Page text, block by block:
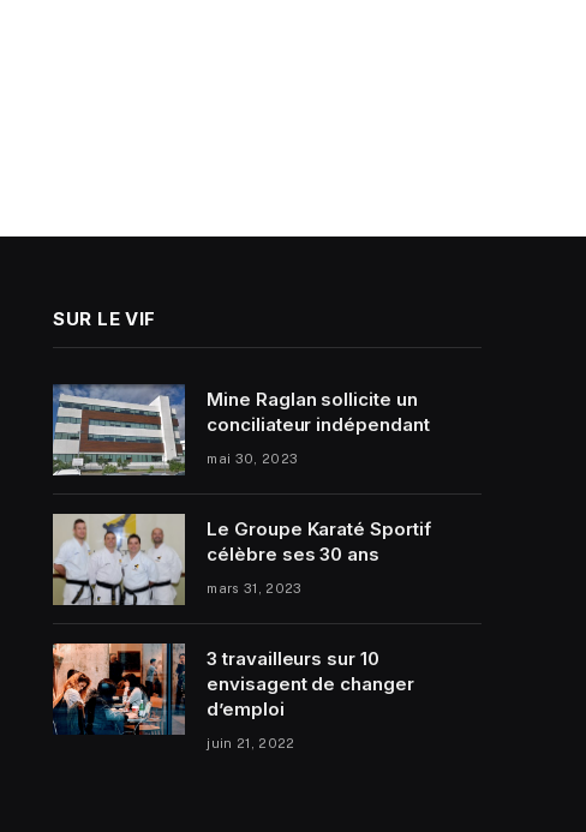
SUR LE VIF
Mine Raglan sollicite un
conciliateur indépendant
mai 30, 2023
Le Groupe Karaté Sportif
célèbre ses 30 ans
mars 31, 2023
3 travailleurs sur 10
envisagent de changer
d’emploi
juin 21, 2022